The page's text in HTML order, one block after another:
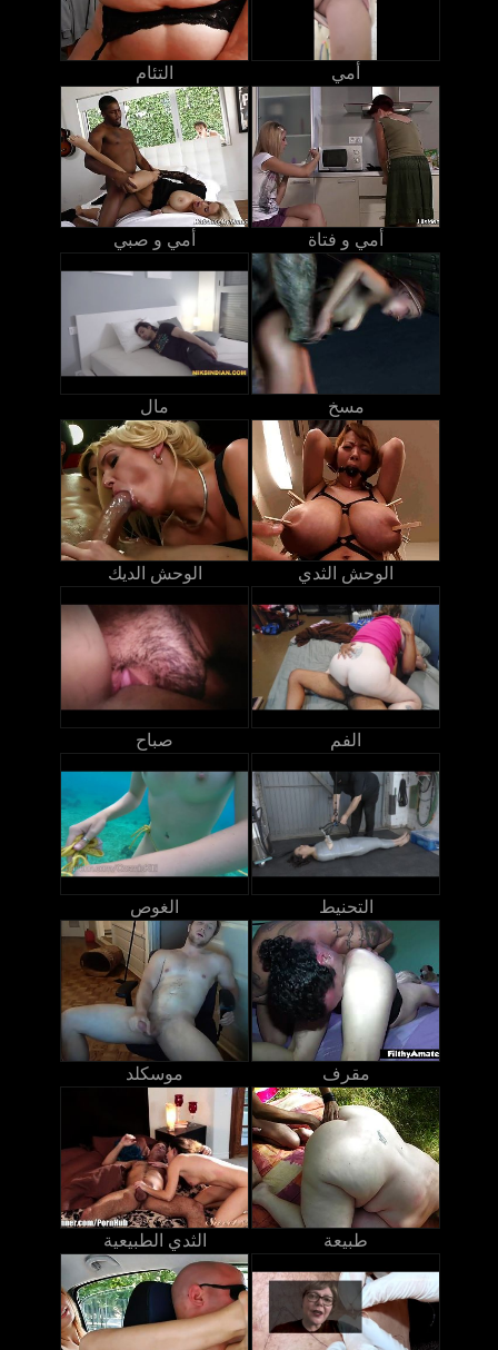
التئام أمي
أمي و صبي أمي و فتاة
مال مسخ
الوحش الديك الوحش الثدي
صباح الفم
الغوص التحنيط
موسكلد مقرف
الثدي الطبيعية طبيعة